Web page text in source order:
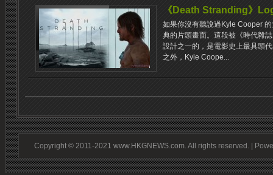
《Death Stranding》
如果你沒有聽說過Kyle Cooper
典的片頭畫面。這段被《時代雜
設計之一的，是電影史上最具頭
之外，Kyle Coope...
Copyright © 2011-2021 www.HKGNEWS.com. All rights reserved. |